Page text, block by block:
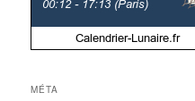
MÉTA